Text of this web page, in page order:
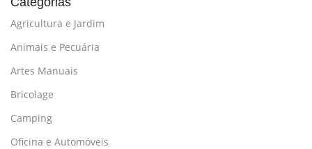
Agricultura e Jardim
Animais e Pecuária
Artes Manuais
Bricolage
Camping
Oficina e Automóveis